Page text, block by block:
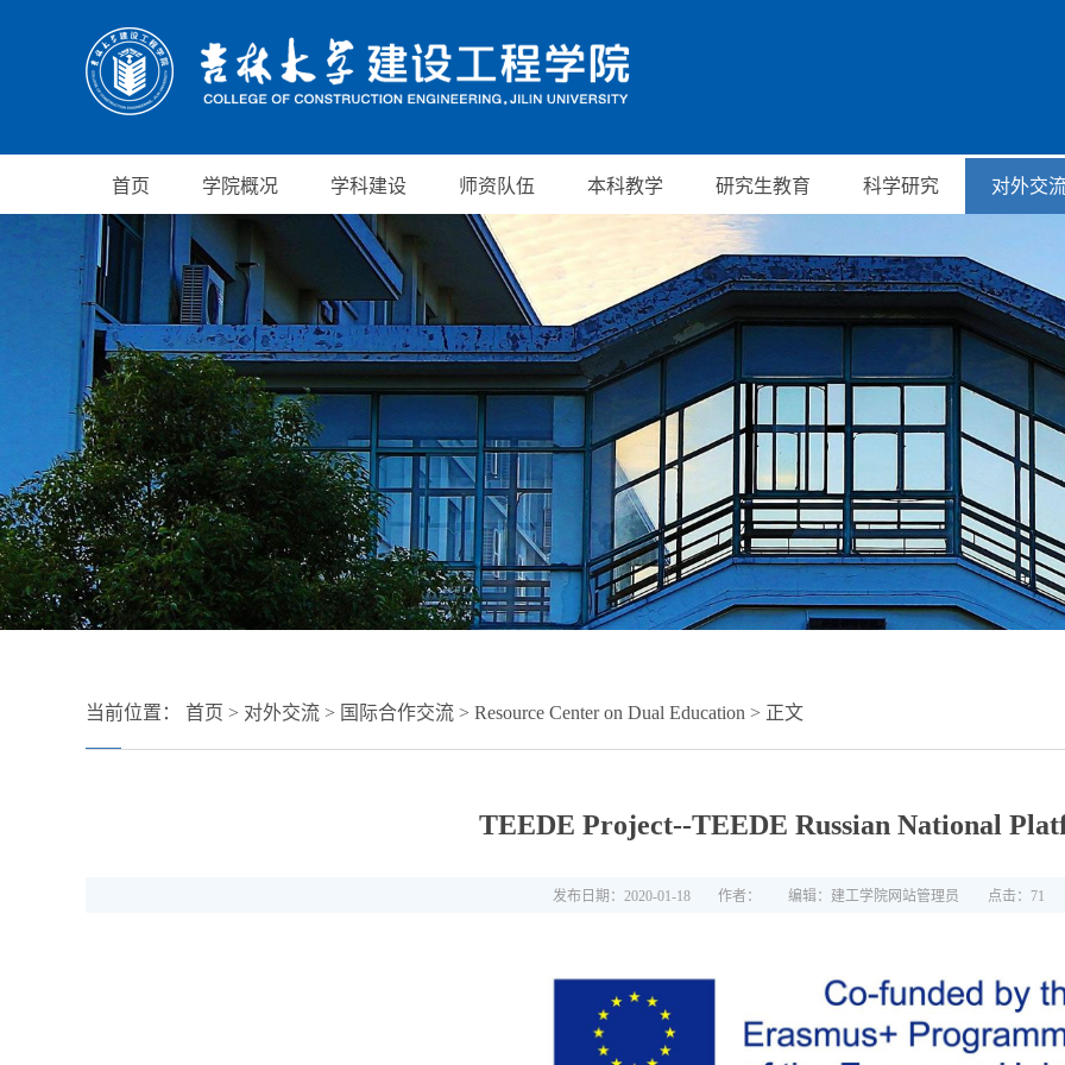
首页 学院概况 学科建设 师资队伍 本科教学 研究生教育 科学研究 对外交
当前位置： 首页 > 对外交流 > 国际合作交流 > Resource Center on Dual Education > 正文
TEEDE Project--TEEDE Russian National
发布日期：2020-01-18 作者： 编辑：建工学院网站管理员 点击： 71